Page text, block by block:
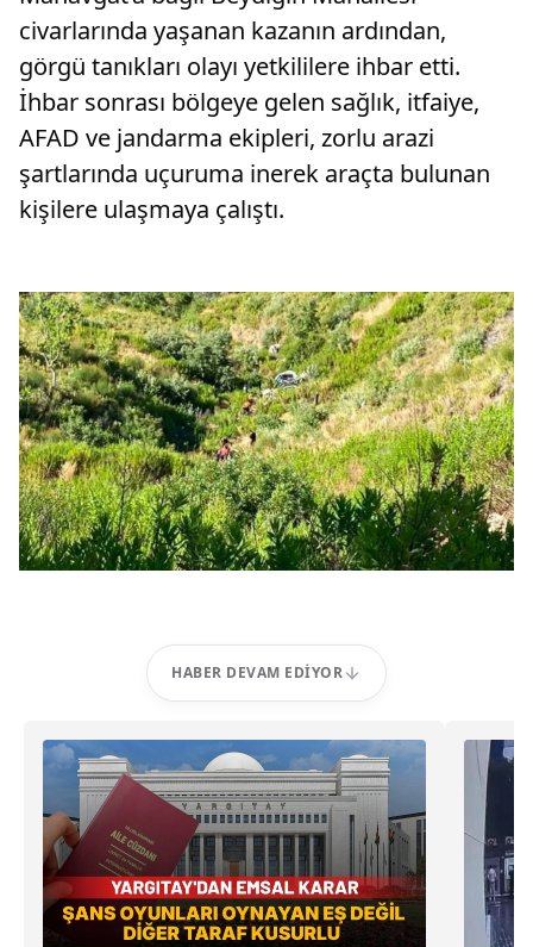
civarlarında yaşanan kazanın ardından,
görgü tanıkları olayı yetkililere ihbar etti.
İhbar sonrası bölgeye gelen sağlık, itfaiye,
AFAD ve jandarma ekipleri, zorlu arazi
şartlarında uçuruma inerek araçta bulunan
kişilere ulaşmaya çalıştı.
HABER DEVAM EDIYOR